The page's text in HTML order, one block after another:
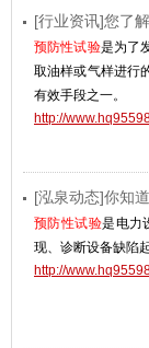
[行业资讯]您了解
预防性试验是为了
取油样或气样进行
有效手段之一。
http://
[泓泉动态]你知
预防性试验是电力
现、诊断设备缺陷
http://